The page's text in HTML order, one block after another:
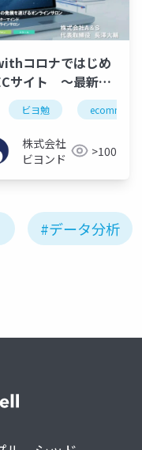
コロナではじめ
サイト ～最新テ
ロジーと物流、海
売まで～」
ビヨ勉 ecommerce
株式会社
ビヨンド
>100
#データ分析